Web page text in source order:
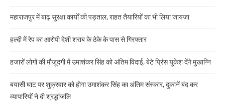
महाराजपुर में बाढ़ सुरक्षा कार्यों की पड़ताल, राहत तैयारियों का भी लिया जायजा
हल्दी में रेप का आरोपी देशी शराब के ठेके के पास से गिरफ्तार
हजारों लोगों की मौजूदगी में उमाशंकर सिंह को अंतिम विदाई, बेटे प्रिंस युकेश देंगे मुखाग्नि
बयासी घाट पर शुक्रवार को होगा उमाशंकर सिंह का अंतिम संस्कार, दुकानें बंद कर
व्यापारियों ने दी श्रद्धांजलि